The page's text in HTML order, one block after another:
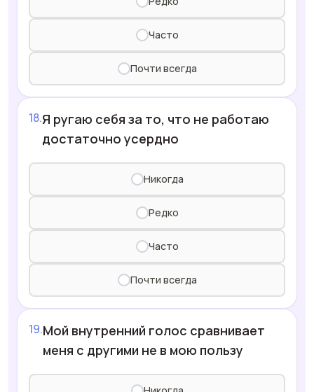
Часто
Почти всегда
Я ругаю себя за то, что не работаю
достаточно усердно
Никогда
Редко
Часто
Почти всегда
Мой внутренний голос сравнивает
меня с другими не в мою пользу